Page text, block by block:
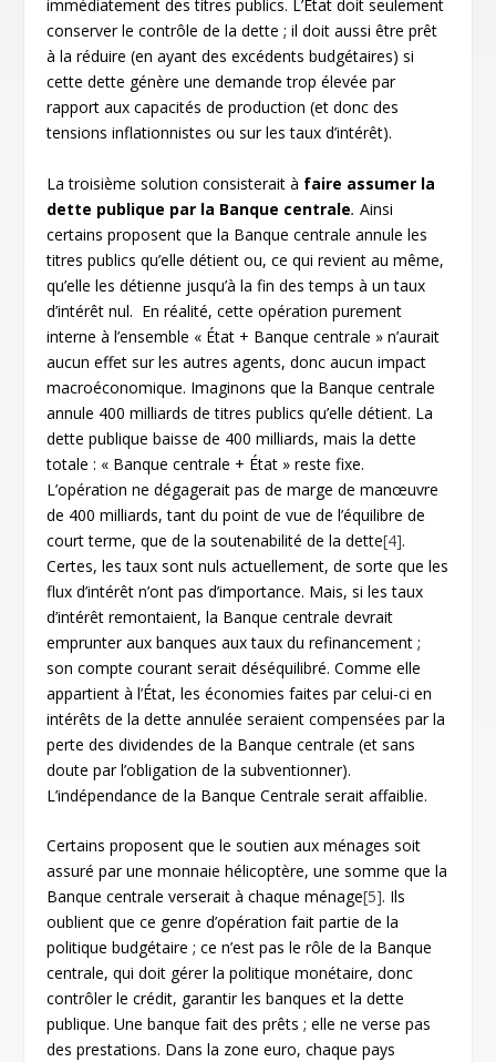
immédiatement des titres publics. L’État doit seulement
conserver le contrôle de la dette ; il doit aussi être prêt
à la réduire (en ayant des excédents budgétaires) si
cette dette génère une demande trop élevée par
rapport aux capacités de production (et donc des
tensions inflationnistes ou sur les taux d’intérêt).
La troisième solution consisterait à faire assumer la
dette publique par la Banque centrale.Ainsi
certains proposent que la Banque centrale annule les
titres publics qu’elle détient ou, ce qui revient au même,
qu’elle les détienne jusqu’à la fin des temps à un taux
d’intérêt nul. En réalité, cette opération purement
interne à l’ensemble « État + Banque centrale » n’aurait
aucun effet sur les autres agents, donc aucun impact
macroéconomique. Imaginons que la Banque centrale
annule 400 milliards de titres publics qu’elle détient. La
dette publique baisse de 400 milliards, mais la dette
totale : « Banque centrale + État » reste fixe.
L’opération ne dégagerait pas de marge de manœuvre
de 400 milliards, tant du point de vue de l’équilibre de
court terme, que de la soutenabilité de la dette[4].
Certes, les taux sont nuls actuellement, de sorte que les
flux d’intérêt n’ont pas d’importance. Mais, si les taux
d’intérêt remontaient, la Banque centrale devrait
emprunter aux banques aux taux du refinancement ;
son compte courant serait déséquilibré. Comme elle
appartient à l’État, les économies faites par celui-ci en
intérêts de la dette annulée seraient compensées par la
perte des dividendes de la Banque centrale (et sans
doute par l’obligation de la subventionner).
L’indépendance de la Banque Centrale serait affaiblie.
Certains proposent que le soutien aux ménages soit
assuré par une monnaie hélicoptère, une somme que la
Banque centrale verserait à chaque ménage[5]. Ils
oublient que ce genre d’opération fait partie de la
politique budgétaire ; ce n’est pas le rôle de la Banque
centrale, qui doit gérer la politique monétaire, donc
contrôler le crédit, garantir les banques et la dette
publique. Une banque fait des prêts ; elle ne verse pas
des prestations. Dans la zone euro, chaque pays